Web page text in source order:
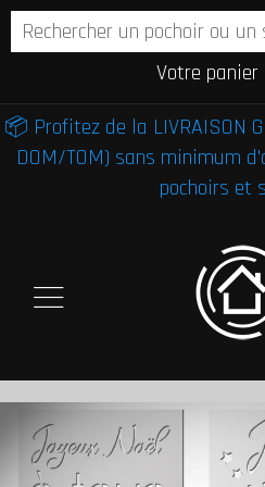
Votre
📦 Profitez de la LIVRAISON
DOM/TOM) sans minimum
pochoirs et